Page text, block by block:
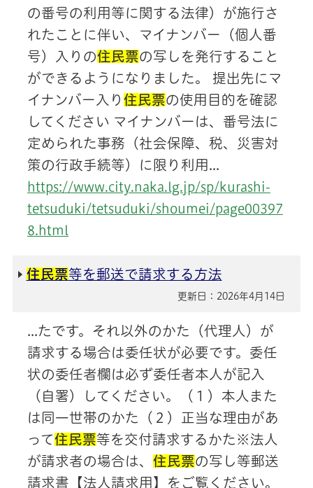
の番号の利用等に関する法律）が施行さ
れたことに伴い、マイナンバー（個人番
号）入りの住民票の写しを発行すること
ができるようになりました。 提出先にマ
イナンバー入り 住民票の使用目的を確認
してください マイナンバーは、番号法に
定められた事務（社会保障、税、災害対
策の行政手続等）に限り利用...
https://www.city.naka.lg.jp/sp/kurashi-
tetsuduki/tetsuduki/shoumei/page00397
8.html
住民票等を郵送で請求する方法
更新日：2026年4月14日
...たです。それ以外のかた（代理人）が
請求する場合は委任状が必要です。委任
状の委任者欄は必ず委任者本人が記入
（自署）してください。（１）本人また
は同一世帯のかた（２）正当な理由があ
って住民票等を交付請求するかた※法人
が請求者の場合は、 住民票の写し等郵送
請求書【法人請求用】をご覧ください。